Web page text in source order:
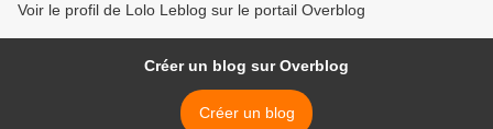
Voir le profil de Lolo Leblog sur le portail Overblog
Créer un blog sur Overblog
Créer un blog